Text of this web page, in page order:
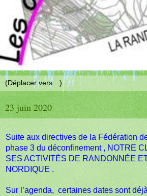
23 juin 2020
Suite aux directives de la Fédération
phase 3 du déconfinement , NOTRE
SES ACTIVITÉS DE RANDONNÉE
NORDIQUE .
Sur l’agenda, certaines dates sont